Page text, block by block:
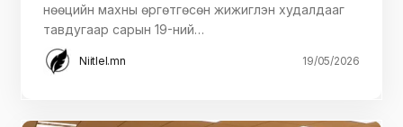
нөөцийн махны өргөтгөсөн жижиглэн худалдааг
тавдугаар сарын 19-ний…
Niitlel.mn 19/05/2026